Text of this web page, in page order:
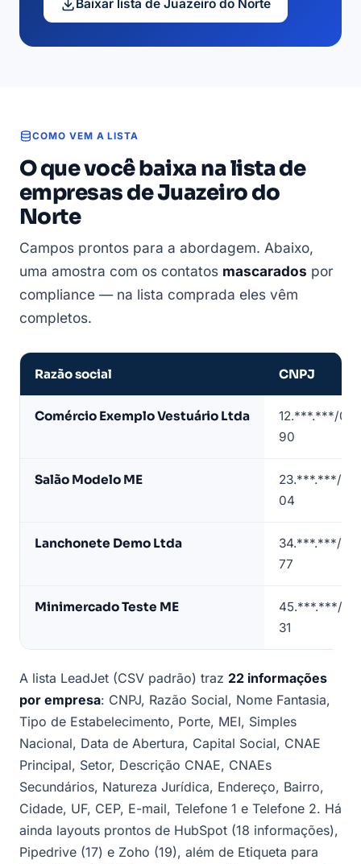
Baixar lista de Juazeiro do Norte
COMO VEM A LISTA
O que você baixa na lista de
empresas de Juazeiro do
Norte
Campos prontos para a abordagem. Abaixo,
uma amostra com os contatos mascarados por
compliance — na lista comprada eles vêm
completos.
empresas
mascarados)
Razão social CNPJ
Comércio Exemplo Vestuário Ltda
12.***.***/
90
Salão Modelo ME
23.***.***/
04
Lanchonete Demo Ltda
34.***.***/
77
Minimercado Teste ME
45.***.***/
31
A lista LeadJet (CSV padrão) traz 22 informações
por empresa: CNPJ, Razão Social, Nome Fantasia,
Tipo de Estabelecimento, Porte, MEI, Simples
Nacional, Data de Abertura, Capital Social, CNAE
Principal, Setor, Descrição CNAE, CNAEs
Secundários, Natureza Jurídica, Endereço, Bairro,
Cidade, UF, CEP, E-mail, Telefone 1 e Telefone 2. Há
ainda layouts prontos de HubSpot (18 informações),
Pipedrive (17) e Zoho (19), além de Etiqueta para